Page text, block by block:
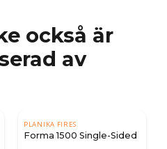
också är
av
PLANIKA FIRES
Forma 1500 Single-Sided